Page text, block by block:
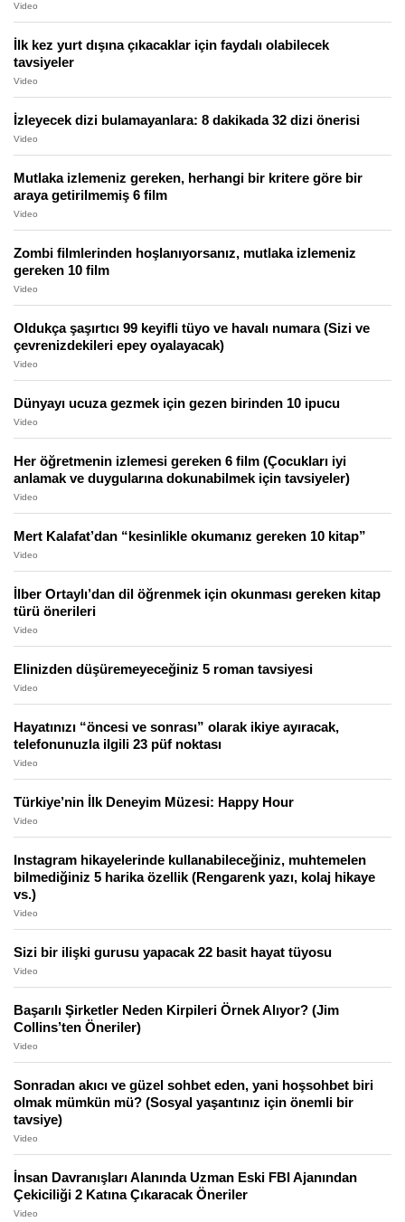
Video
İlk kez yurt dışına çıkacaklar için faydalı olabilecek
tavsiyeler
Video
İzleyecek dizi bulamayanlara: 8 dakikada 32 dizi önerisi
Video
Mutlaka izlemeniz gereken, herhangi bir kritere göre bir
araya getirilmemiş 6 film
Video
Zombi filmlerinden hoşlanıyorsanız, mutlaka izlemeniz
gereken 10 film
Video
Oldukça şaşırtıcı 99 keyifli tüyo ve havalı numara (Sizi ve
çevrenizdekileri epey oyalayacak)
Video
Dünyayı ucuza gezmek için gezen birinden 10 ipucu
Video
Her öğretmenin izlemesi gereken 6 film (Çocukları iyi
anlamak ve duygularına dokunabilmek için tavsiyeler)
Video
Mert Kalafat’dan “kesinlikle okumanız gereken 10 kitap”
Video
İlber Ortaylı’dan dil öğrenmek için okunması gereken kitap
türü önerileri
Video
Elinizden düşüremeyeceğiniz 5 roman tavsiyesi
Video
Hayatınızı “öncesi ve sonrası” olarak ikiye ayıracak,
telefonunuzla ilgili 23 püf noktası
Video
Türkiye’nin İlk Deneyim Müzesi: Happy Hour
Video
Instagram hikayelerinde kullanabileceğiniz, muhtemelen
bilmediğiniz 5 harika özellik (Rengarenk yazı, kolaj hikaye
vs.)
Video
Sizi bir ilişki gurusu yapacak 22 basit hayat tüyosu
Video
Başarılı Şirketler Neden Kirpileri Örnek Alıyor? (Jim
Collins’ten Öneriler)
Video
Sonradan akıcı ve güzel sohbet eden, yani hoşsohbet biri
olmak mümkün mü? (Sosyal yaşantınız için önemli bir
tavsiye)
Video
İnsan Davranışları Alanında Uzman Eski FBI Ajanından
Çekiciliği 2 Katına Çıkaracak Öneriler
Video